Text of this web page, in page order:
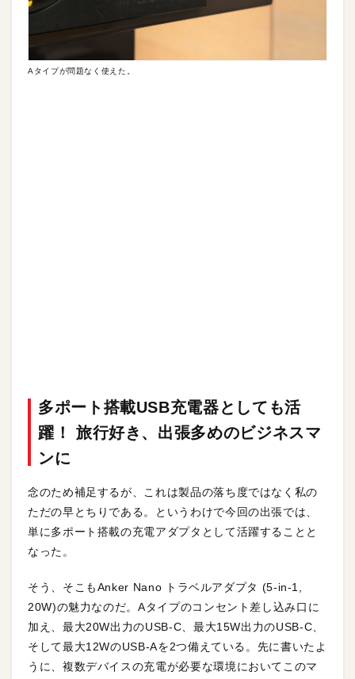
Aタイプが問題なく使えた。
多ポート搭載USB充電器としても活
躍！ 旅行好き、出張多めのビジネスマ
ンに
念のため補足するが、これは製品の落ち度ではなく私の
ただの早とちりである。というわけで今回の出張では、
単に多ポート搭載の充電アダプタとして活躍することと
なった。
そう、そこもAnker Nano トラベルアダプタ (5-in-1,
20W)の魅力なのだ。Aタイプのコンセント差し込み口に
加え、最大20W出力のUSB-C、最大15W出力のUSB-C、
そして最大12WのUSB-Aを2つ備えている。先に書いたよ
うに、複数デバイスの充電が必要な環境においてこのマ